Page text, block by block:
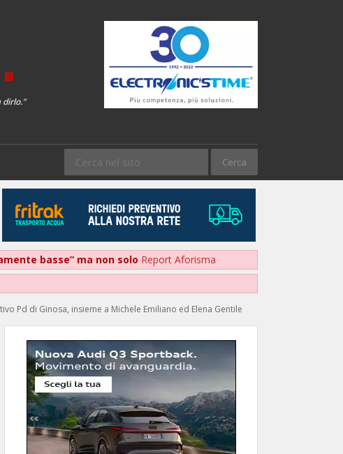
basse” ma non solo Report Aforisma
Pd di Ginosa, insieme a Michele Emiliano ed Elena Gentile